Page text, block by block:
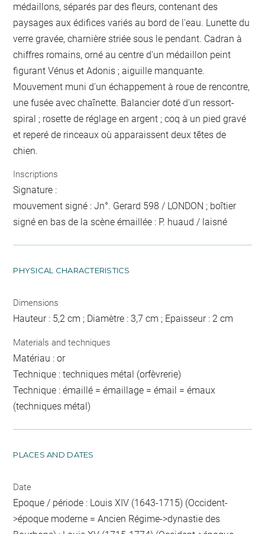
médaillons, séparés par des fleurs, contenant des
paysages aux édifices variés au bord de l'eau. Lunette du
verre gravée, charnière striée sous le pendant. Cadran à
chiffres romains, orné au centre d'un médaillon peint
figurant Vénus et Adonis ; aiguille manquante.
Mouvement muni d'un échappement à roue de rencontre,
une fusée avec chaînette. Balancier doté d'un ressort-
spiral ; rosette de réglage en argent ; coq à un pied gravé
et reperé de rinceaux où apparaissent deux têtes de
chien.
Inscriptions
Signature :
mouvement signé : Jn°. Gerard 598 / LONDON ; boîtier
signé en bas de la scène émaillée : P. huaud / laisné
PHYSICAL CHARACTERISTICS
Dimensions
Hauteur : 5,2 cm ; Diamètre : 3,7 cm ; Epaisseur : 2 cm
Materials and techniques
Matériau : or
Technique : techniques métal (orfèvrerie)
Technique : émaillé = émaillage = émail = émaux
(techniques métal)
PLACES AND DATES
Date
Epoque / période : Louis XIV (1643-1715) (Occident-
>époque moderne = Ancien Régime->dynastie des